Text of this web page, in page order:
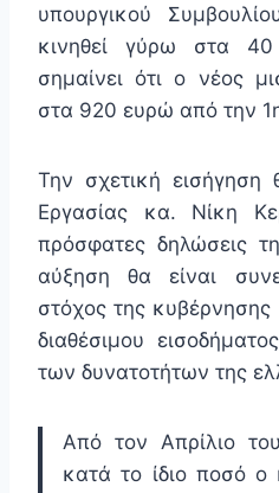
υπουργικού
κινηθεί γύρω στα
σημαίνει ότι ο νέος
στα 920 ευρώ από την
Την σχετική
Εργασίας κα. Νίκη
πρόσφατες δηλώσεις
αύξηση θα είναι
στόχος της κυβέρνησης
διαθέσιμου
των δυνατοτήτων της
Από τον Απρίλιο
κατά το ίδιο ποσό ο